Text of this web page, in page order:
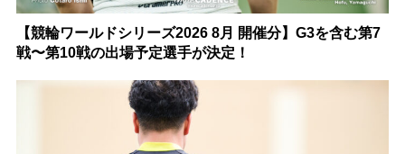
【競輪ワールドシリーズ2026 8月 開催分】G3を含む第7
戦〜第10戦の出場予定選手が決定！